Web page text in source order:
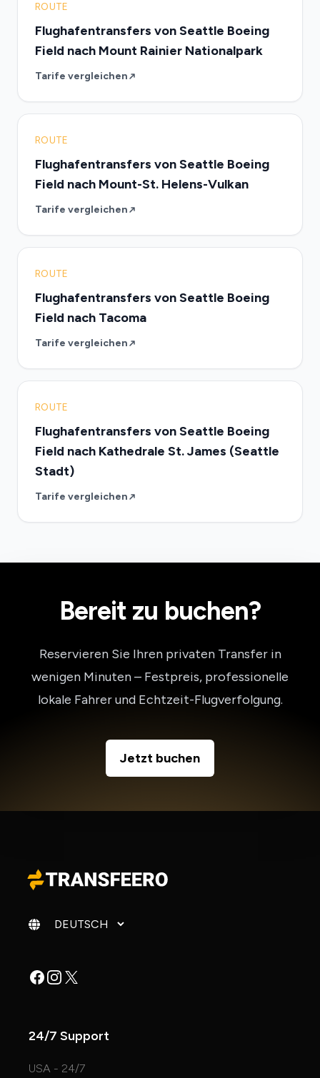
ROUTE
Flughafentransfers von Seattle Boeing
Field nach Mount Rainier Nationalpark
Tarife vergleichen
ROUTE
Flughafentransfers von Seattle Boeing
Field nach Mount-St. Helens-Vulkan
Tarife vergleichen
ROUTE
Flughafentransfers von Seattle Boeing
Field nach Tacoma
Tarife vergleichen
ROUTE
Flughafentransfers von Seattle Boeing
Field nach Kathedrale St. James (Seattle
Stadt)
Tarife vergleichen
Bereit zu buchen?
Reservieren Sie Ihren privaten Transfer in
wenigen Minuten – Festpreis, professionelle
lokale Fahrer und Echtzeit-Flugverfolgung.
Jetzt buchen
Sprache ändern
Facebook
Instagram
X
24/7 Support
USA - 24/7